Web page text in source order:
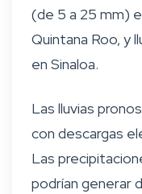
(de 5 a 25 mm)
Quintana Roo, y
en Sinaloa.
Las lluvias
con descargas
Las
podrían generar